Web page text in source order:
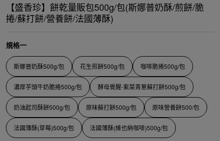
【盛香珍】餅乾量販包500g/包(斯娜普奶酥/煎餅/脆
捲/蘇打餅/營養餅/法國薄酥)
規格一
斯娜普奶酥500g/包 花生煎餅500g/包 咖啡脆捲500g/包
濃厚芋頭牛奶脆捲500g/包 酵母覺醒-紫菜青蔥蘇打餅500g/包
奶油起司酥餅500g/包 原味蘇打餅500g/包 原味營養餅500/包
法國薄酥(草莓)500g/包 法國薄酥(維也納咖啡)500g/包